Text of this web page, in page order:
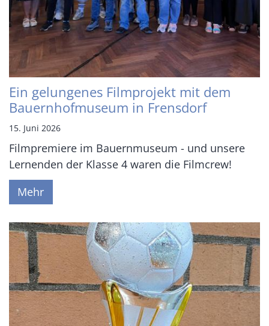
Ein gelungenes Filmprojekt mit dem
Bauernhofmuseum in Frensdorf
15. Juni 2026
Filmpremiere im Bauernmuseum - und unsere
Lernenden der Klasse 4 waren die Filmcrew!
Mehr